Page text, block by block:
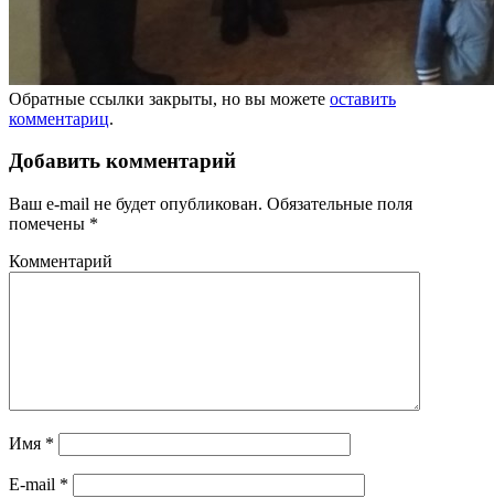
Обратные ссылки закрыты, но вы можете оставить
комментариц.
Добавить комментарий
Ваш e-mail не будет опубликован. Обязательные поля
помечены *
Комментарий
Имя *
E-mail *